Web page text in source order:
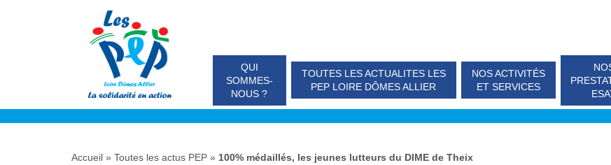
QUI
SOMMES-
NOUS ?
TOUTES LES ACTUALITES LES
PEP LOIRE DÔMES ALLIER
NOS ACTIVITÉS
ET SERVICES
Accueil » Toutes les actus PEP » 100% médaillés, les jeunes lutteurs du DIME de Theix